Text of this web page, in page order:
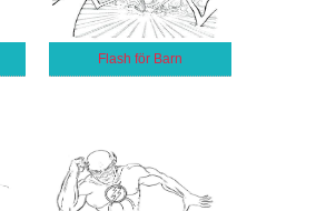
Flash för Barn